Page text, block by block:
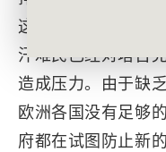
这是北约欧洲国家
汗难民已经对塔吉
造成压力。由于缺
欧洲各国没有足够
府都在试图防止新